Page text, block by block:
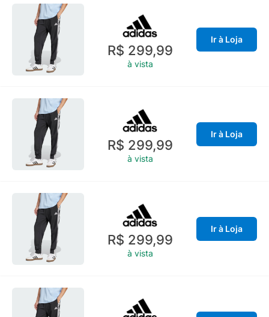
R$ 299,99
à vista
Ir à Loja
R$ 299,99
à vista
Ir à Loja
R$ 299,99
à vista
Ir à Loja